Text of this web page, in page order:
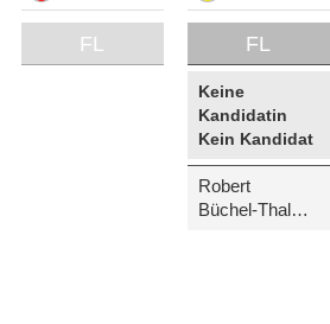
FL FL
Keine
Kandidatin
Kein Kandidat
Robert
Büchel-Thalmaier